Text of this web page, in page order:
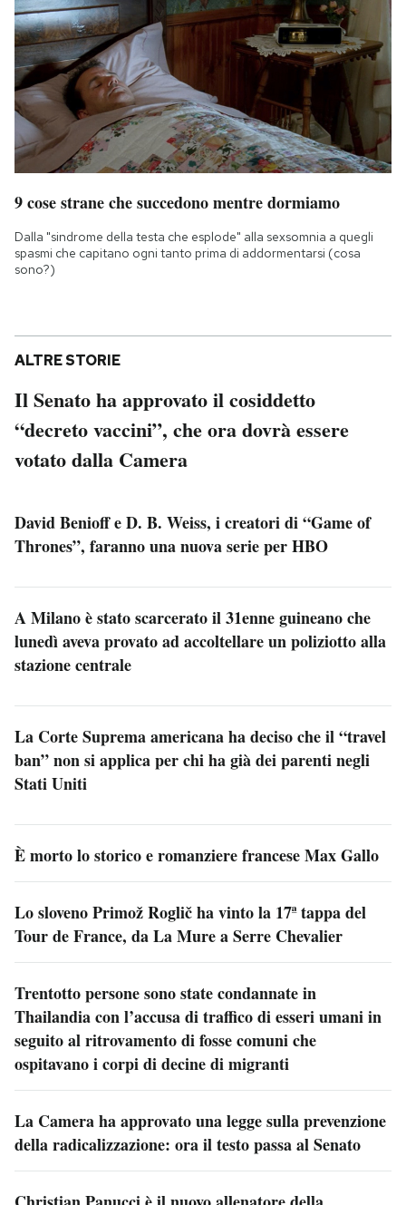
9 cose strane che succedono mentre dormiamo
Dalla "sindrome della testa che esplode" alla sexsomnia a quegli
spasmi che capitano ogni tanto prima di addormentarsi (cosa
sono?)
ALTRE STORIE
Il Senato ha approvato il cosiddetto
“decreto vaccini”, che ora dovrà essere
votato dalla Camera
David Benioff e D. B. Weiss, i creatori di “Game of
Thrones”, faranno una nuova serie per HBO
A Milano è stato scarcerato il 31enne guineano che
lunedì aveva provato ad accoltellare un poliziotto alla
stazione centrale
La Corte Suprema americana ha deciso che il “travel
ban” non si applica per chi ha già dei parenti negli
Stati Uniti
È morto lo storico e romanziere francese Max Gallo
Lo sloveno Primož Roglič ha vinto la 17ª tappa del
Tour de France, da La Mure a Serre Chevalier
Trentotto persone sono state condannate in
Thailandia con l’accusa di traffico di esseri umani in
seguito al ritrovamento di fosse comuni che
ospitavano i corpi di decine di migranti
La Camera ha approvato una legge sulla prevenzione
della radicalizzazione: ora il testo passa al Senato